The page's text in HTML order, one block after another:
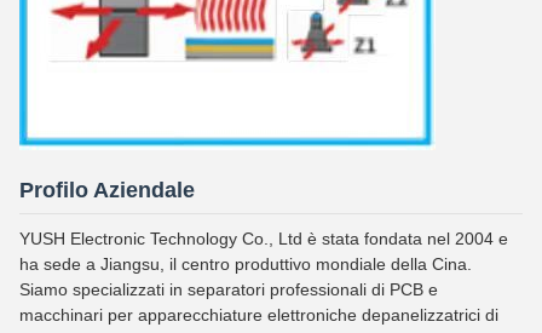
Profilo Aziendale
YUSH Electronic Technology Co., Ltd è stata fondata nel 2004 e
ha sede a Jiangsu, il centro produttivo mondiale della Cina.
Siamo specializzati in separatori professionali di PCB e
macchinari per apparecchiature elettroniche depanelizzatrici di